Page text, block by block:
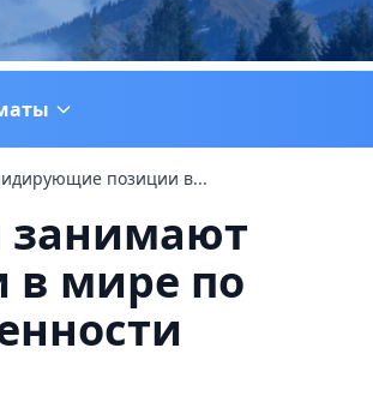
позиции в...
занимают
мире по